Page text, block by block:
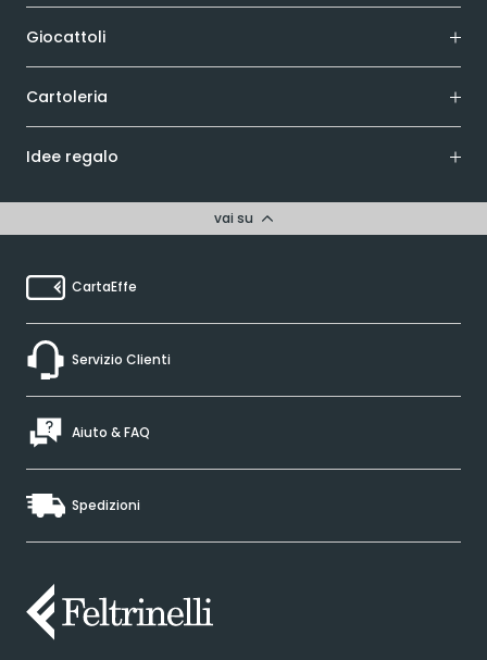
Giocattoli
Cartoleria
Idee regalo
vai su
CartaEffe
Servizio Clienti
Aiuto & FAQ
Spedizioni